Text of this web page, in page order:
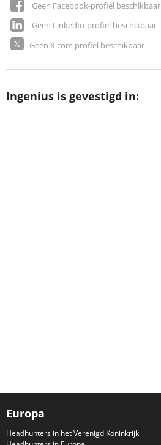
Geen Facebook-profiel beschikbaar
Geen LinkedIn-profiel beschikbaar
Geen X.com profiel beschikbaar
Ingenius is gevestigd in:
Europa
Headhunters in het Verenigd Koninkrijk